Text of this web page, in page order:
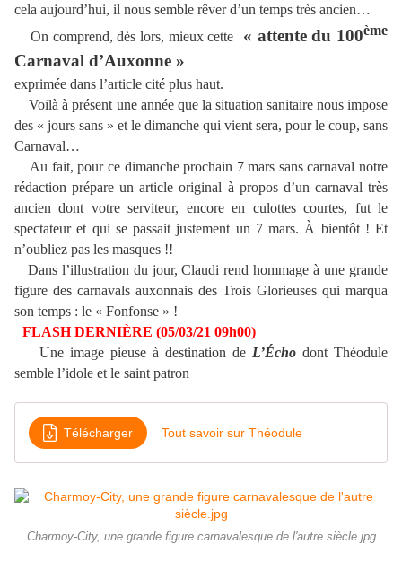
cela aujourd’hui, il nous semble rêver d’un temps très ancien…
On comprend, dès lors, mieux cette
« attente du 100ème
Carnaval d’Auxonne »
exprimée dans l’article cité plus haut.
Voilà à présent une année que la situation sanitaire nous impose
des « jours sans » et le dimanche qui vient sera, pour le coup, sans
Carnaval…
Au fait, pour ce dimanche prochain 7 mars sans carnaval notre
rédaction prépare un article original à propos d’un carnaval très
ancien dont votre serviteur, encore en culottes courtes, fut le
spectateur et qui se passait justement un 7 mars. À bientôt ! Et
n’oubliez pas les masques !!
Dans l’illustration du jour, Claudi rend hommage à une grande
figure des carnavals auxonnais des Trois Glorieuses qui marqua
son temps : le « Fonfonse » !
FLASH DERNIÈRE (05/03/21 09h00)
Une image pieuse à destination de L’Écho dont Théodule
semble l’idole et le saint patron
Télécharger Tout savoir sur Théodule
Charmoy-City, une grande figure carnavalesque de l'autre siècle.jpg